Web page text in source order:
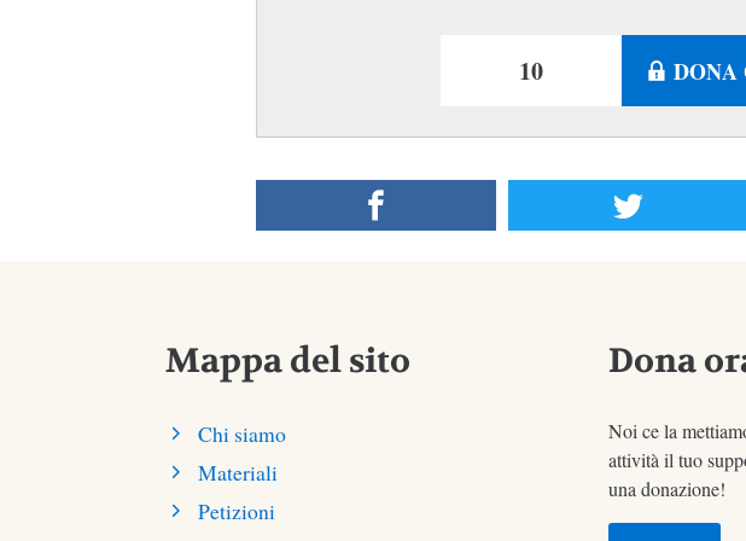
DONA
Mappa del sito
Chi siamo
Materiali
Petizioni
Dona
Noi ce la
attività il tuo
una donazione!